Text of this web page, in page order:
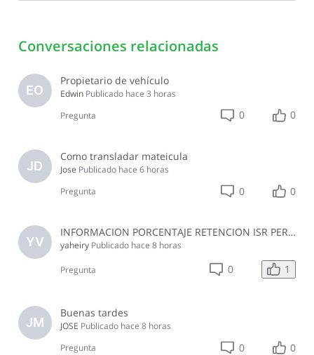
Conversaciones relacionadas
EO
Propietario de vehículo
Edwin Publicado hace 3 horas
Pregunta
0 0
JD
Como transladar mateicula
Jose Publicado hace 6 horas
Pregunta
0 0
YV
INFORMACION PORCENTAJE RETENCION ISR PERSONAS NO PROFESIONALES, EMPRESA JURIDICA NO DEL SECTOR CONSTRUCCION JULIO 2026
yaheiry Publicado hace 8 horas
Pregunta 0 1
JM
Buenas tardes
JOSE Publicado hace 8 horas
Pregunta
0 0